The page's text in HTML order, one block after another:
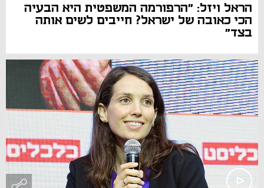
הראל ויזל: "הרפורמה המשפטית היא הבעיה
הכי כאובה של ישראל? חייבים לשים אותה
בצד"